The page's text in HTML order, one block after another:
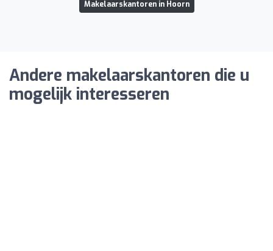
Makelaarskantoren in Hoorn
Andere makelaarskantoren die u
mogelijk interesseren